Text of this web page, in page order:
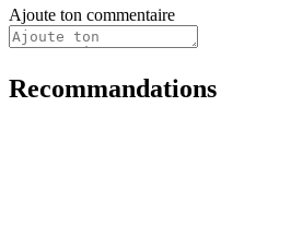
Ajoute ton commentaire
Recommandations